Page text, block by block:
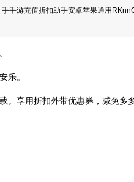
手游充值折扣助手安卓苹果通用
乐。
。享用折扣外带优惠券，减免多